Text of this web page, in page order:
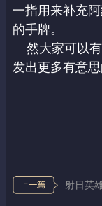
一指用来补充
的手牌。
然大家可以有
发出更多有意思
射日英